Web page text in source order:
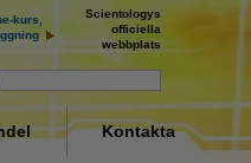
kurs,
Scientologys
officiella
webbplats
Kontakta